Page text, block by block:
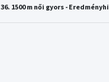
36. 1500 m női gyors -